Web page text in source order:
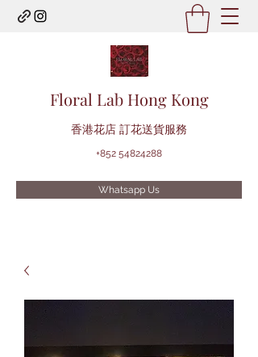
Floral Lab Hong Kong
​香港花店 訂花送貨服務
+852 54824288
Whatsapp Us